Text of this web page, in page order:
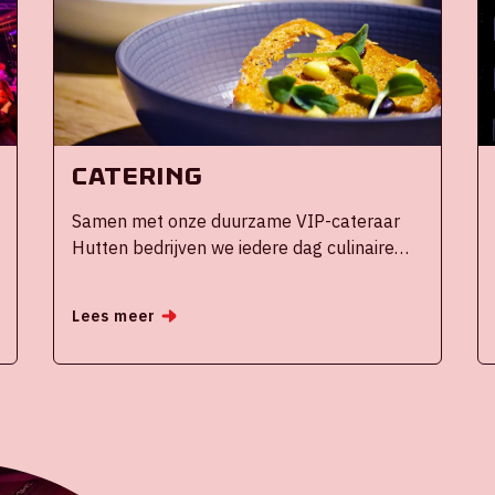
Catering
Samen met onze duurzame VIP-cateraar
Hutten bedrijven we iedere dag culinaire
Lees meer